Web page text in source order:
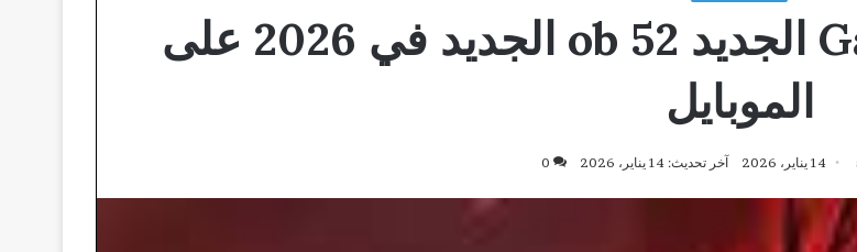
تحديث Garena Free Fire الجديد ob 52 الجديد في 2026 على
الموبايل
14 يناير، 2026 آخر تحديث: 14 يناير، 2026 0